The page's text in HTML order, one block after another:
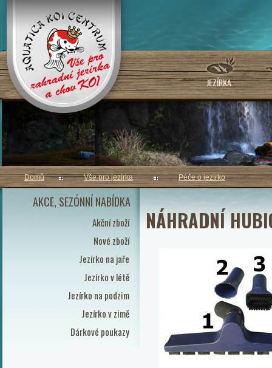
JEZÍRKA
AKCE, SEZÓNNÍ NABÍDKA
Akční zboží
Nové zboží
Jezírko na jaře
Jezírko v létě
Jezírko na podzim
Jezírko v zimě
Dárkové poukazy
Domů Vše pro jezírka Péče o jezírko
NÁHRADNÍ